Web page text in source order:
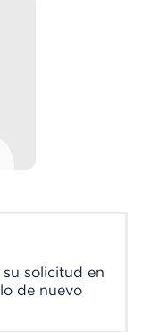
solicitud en
de nuevo